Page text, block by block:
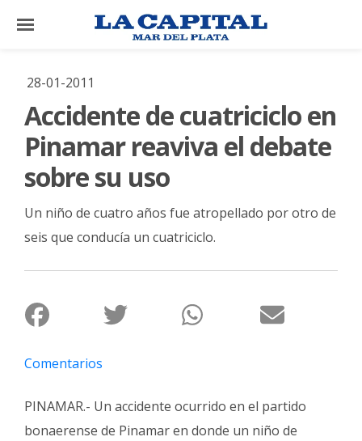
×
El
País
Mundo
La
Zona
Gastronomía
General
La
28-01-2011
Accidente de cuatriciclo en
Pinamar reaviva el debate
sobre su uso
Un niño de cuatro años fue atropellado por otro de
seis que conducía un cuatriciclo.
Comentarios
PINAMAR.- Un accidente ocurrido en el partido
bonaerense de Pinamar en donde un niño de